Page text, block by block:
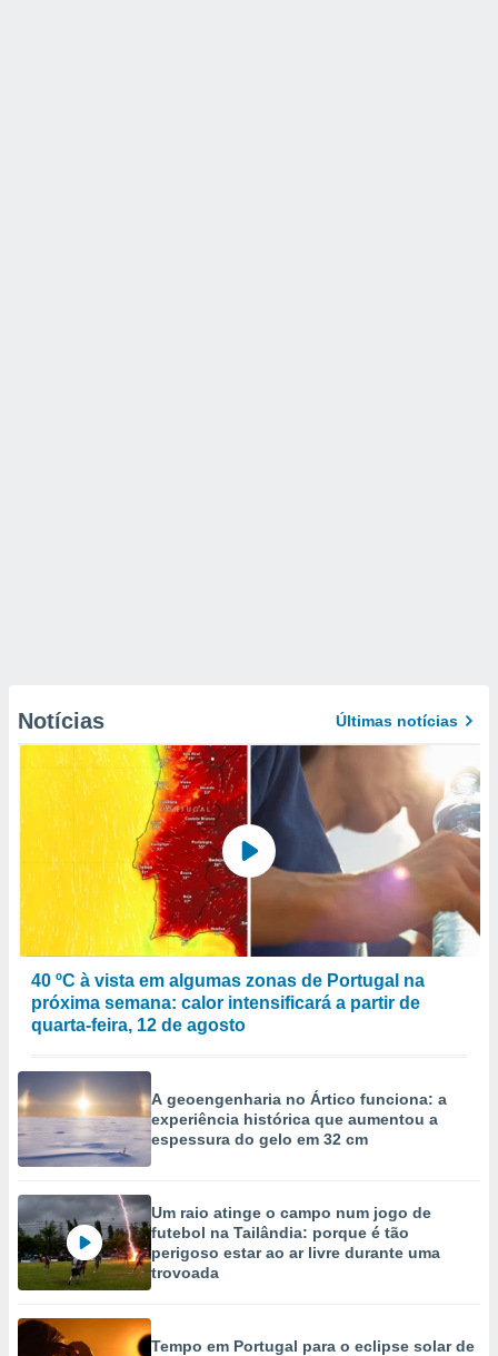
Notícias Últimas notícias
40 ºC à vista em algumas zonas de Portugal na
próxima semana: calor intensificará a partir de
quarta-feira, 12 de agosto
A geoengenharia no Ártico funciona: a
experiência histórica que aumentou a
espessura do gelo em 32 cm
Um raio atinge o campo num jogo de
futebol na Tailândia: porque é tão
perigoso estar ao ar livre durante uma
trovoada
Tempo em Portugal para o eclipse solar de